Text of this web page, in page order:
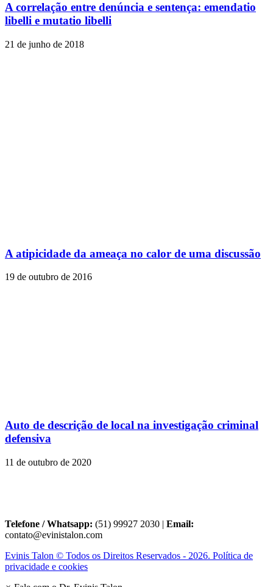
A correlação entre denúncia e sentença: emendatio
libelli e mutatio libelli
21 de junho de 2018
A atipicidade da ameaça no calor de uma discussão
19 de outubro de 2016
Auto de descrição de local na investigação criminal
defensiva
11 de outubro de 2020
Telefone / Whatsapp: (51) 99927 2030 | Email:
contato@evinistalon.com
Evinis Talon © Todos os Direitos Reservados - 2026. Política de
privacidade e cookies